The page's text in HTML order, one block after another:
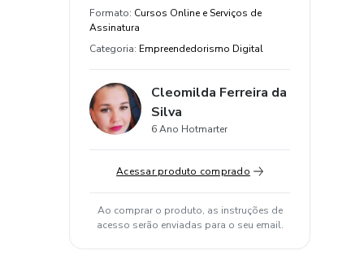
Formato: Cursos Online e Serviços de
Assinatura
Categoria: Empreendedorismo Digital
Cleomilda Ferreira da
Silva
6 Ano Hotmarter
Acessar produto comprado
Ao comprar o produto, as instruções de
acesso serão enviadas para o seu email.